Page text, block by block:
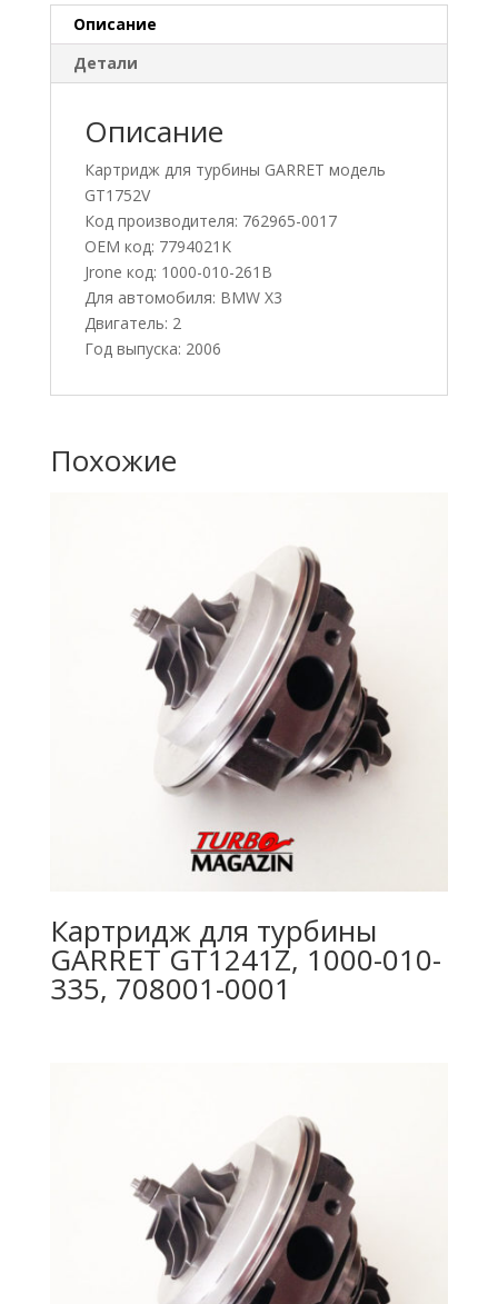
Описание
Детали
Описание
Картридж для турбины GARRET модель
GT1752V
Код производителя: 762965-0017
OEM код: 7794021K
Jrone код: 1000-010-261B
Для автомобиля: BMW X3
Двигатель: 2
Год выпуска: 2006
Похожие
Картридж для турбины
GARRET GT1241Z, 1000-010-
335, 708001-0001